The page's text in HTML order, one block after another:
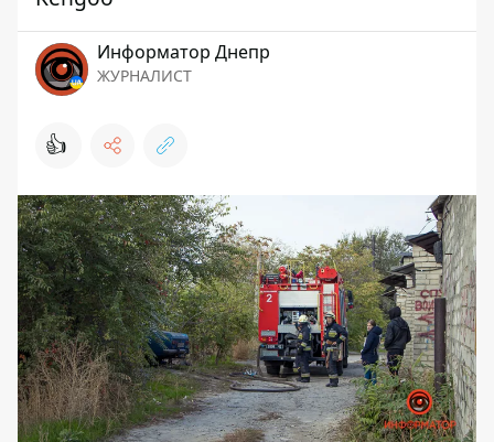
Информатор Днепр
ЖУРНАЛИСТ
👍